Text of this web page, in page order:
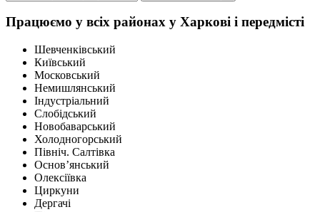
Працюємо у всіх районах у Харкові і передмісті
Шевченківський
Київський
Московський
Немишлянський
Індустріальний
Слобідський
Новобаварський
Холодногорський
Північ. Салтівка
Основ’янський
Олексіївка
Циркуни
Дергачі